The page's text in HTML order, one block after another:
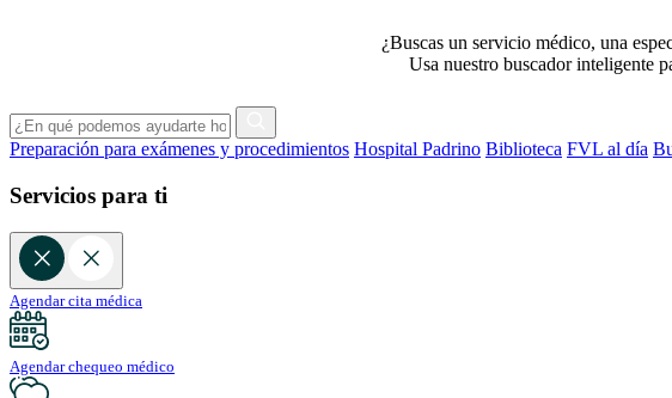
¿Buscas un servicio médico, una
Usa nuestro buscador inteligente
Preparación para exámenes y procedimientos Hospital Padrino Biblioteca FVL al día
Servicios para ti
Agendar cita médica
Agendar chequeo médico